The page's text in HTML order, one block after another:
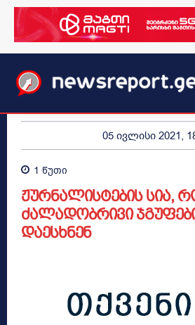
05 ივლისი 2021,
1 წუთი
ჟურნალისტების სია,
ძალადობრივი
დაესხნენ